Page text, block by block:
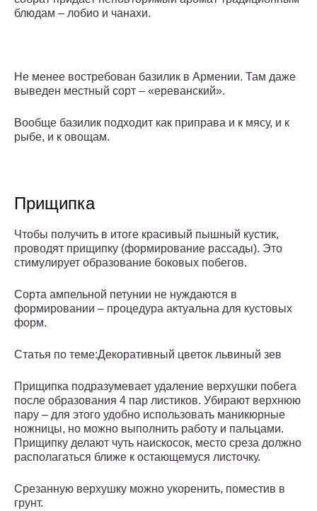
блюдам – лобио и чанахи.
Не менее востребован базилик в Армении. Там даже
выведен местный сорт – «ереванский».
Вообще базилик подходит как приправа и к мясу, и к
рыбе, и к овощам.
Прищипка
Чтобы получить в итоге красивый пышный кустик,
проводят прищипку (формирование рассады). Это
стимулирует образование боковых побегов.
Сорта ампельной петунии не нуждаются в
формировании – процедура актуальна для кустовых
форм.
Статья по теме:Декоративный цветок львиный зев
Прищипка подразумевает удаление верхушки побега
после образования 4 пар листиков. Убирают верхнюю
пару – для этого удобно использовать маникюрные
ножницы, но можно выполнить работу и пальцами.
Прищипку делают чуть наискосок, место среза должно
располагаться ближе к остающемуся листочку.
Срезанную верхушку можно укоренить, поместив в
грунт.